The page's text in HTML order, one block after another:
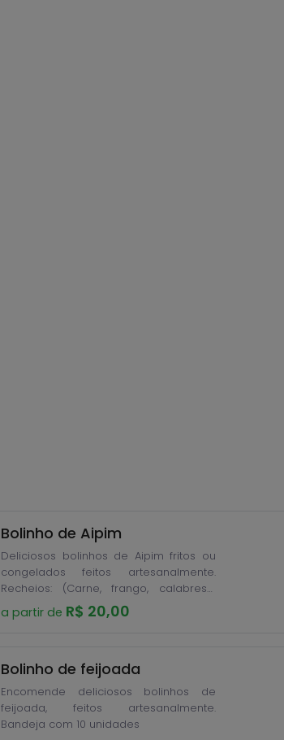
Bolinho de Aipim
Deliciosos bolinhos de Aipim fritos ou
congelados feitos artesanalmente.
Recheios: (Carne, frango, calabresa,
queijo, queijo c/bacon, carne seca)
Bandeja com 25 unidades ou cento
a partir de R$ 20,00
Bolinho de feijoada
Encomende deliciosos bolinhos de
feijoada, feitos artesanalmente.
Bandeja com 10 unidades